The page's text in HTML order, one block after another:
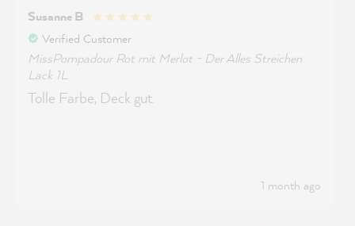
Susanne B
Verified Customer
MissPompadour Rot mit Merlot - Der Alles Streichen
Lack 1L
Tolle Farbe, Deck gut.
1 month ago